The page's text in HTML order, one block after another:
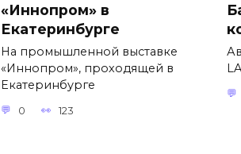
«Иннопром» в
Екатеринбурге
На промышленной выставке
«Иннопром», проходящей в
Екатеринбурге
0 123